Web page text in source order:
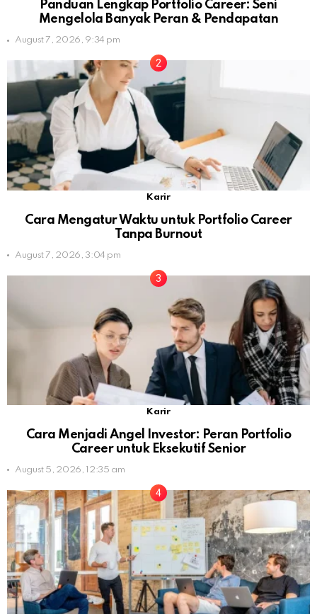
Panduan Lengkap Portfolio Career: Seni
Mengelola Banyak Peran & Pendapatan
August 7, 2026, 9:34 pm
Karir
Cara Mengatur Waktu untuk Portfolio Career
Tanpa Burnout
August 7, 2026, 3:04 pm
Karir
Cara Menjadi Angel Investor: Peran Portfolio
Career untuk Eksekutif Senior
August 5, 2026, 12:35 am